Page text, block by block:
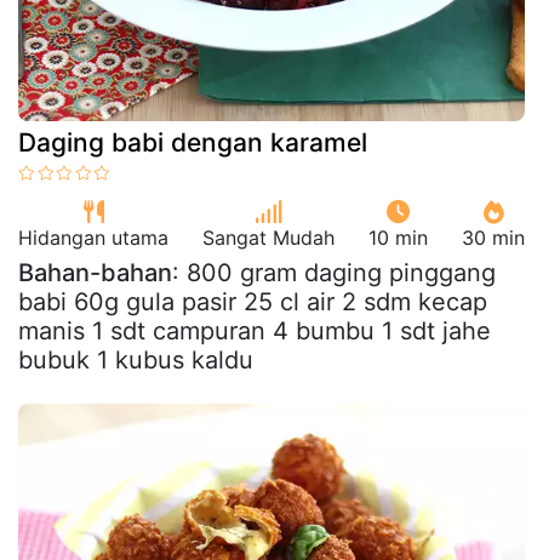
Daging babi dengan karamel
Hidangan utama Sangat Mudah 10 min 30 min
Bahan-bahan: 800 gram daging pinggang
babi 60g gula pasir 25 cl air 2 sdm kecap
manis 1 sdt campuran 4 bumbu 1 sdt jahe
bubuk 1 kubus kaldu